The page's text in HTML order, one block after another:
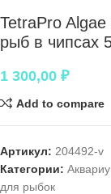
TetraPro
рыб в чипсах
1 300,00 ₽
Add to compare
Артикул: 204492-v
Категории:
для рыбок